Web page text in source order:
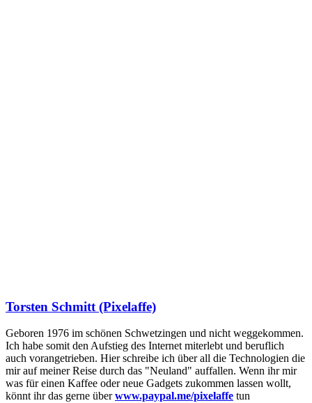
Torsten Schmitt (Pixelaffe)
Geboren 1976 im schönen Schwetzingen und nicht weggekommen.
Ich habe somit den Aufstieg des Internet miterlebt und beruflich
auch vorangetrieben. Hier schreibe ich über all die Technologien die
mir auf meiner Reise durch das "Neuland" auffallen. Wenn ihr mir
was für einen Kaffee oder neue Gadgets zukommen lassen wollt,
könnt ihr das gerne überwww.paypal.me/pixelaffe tun